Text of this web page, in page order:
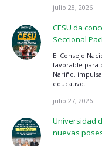
julio 28, 2026
CESU da
Seccional
El Consejo
favorable para
Nariño,
educativo.
julio 27, 2026
Universidad
nuevas